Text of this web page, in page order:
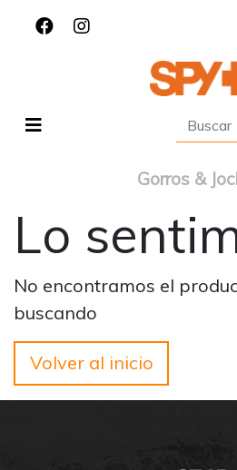
Gorros &
Lo
No encontramos el
buscando
Volver al inicio